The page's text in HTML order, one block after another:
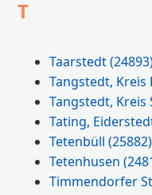
T
Taarstedt
Tangstedt,
Tangstedt,
Tating,
Tetenbüll(25882)
Tetenhusen
Timmendorfer